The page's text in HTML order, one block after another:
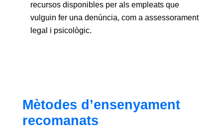
recursos disponibles per als empleats que
vulguin fer una denúncia, com a assessorament
legal i psicològic.
Mètodes d’ensenyament
recomanats